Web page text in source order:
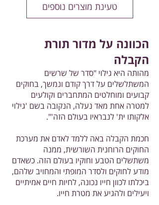
טעינת מוצרים נוספים
הכוונה על מדור תורת
הקבלה
מהותה היא גילוי "סדר של שרשים
המשתלשלים על דרך קודם ונמשך, בחוקים
קבועים ומוחלטים המתחברים וקולעים
למטרה אחת מאד נעלה, הנקובה בשם 'גילוי
אלקותו ית' לנבראיו בעולם הזה'".
חכמת הקבלה באה ללמד לאדם את מערכת
החוקים הרוחנית השורשית, ממנה
משתשלים הטבע וחוקיו בעולם הזה. כשאדם
מודע לחוקים ולסדר המופתי והמחויב שלהם,
ביכלתו לכוון חייו נכונה, לחיות חיים אמיתיים
ויעילים ולהגיע את מטרת חייו.